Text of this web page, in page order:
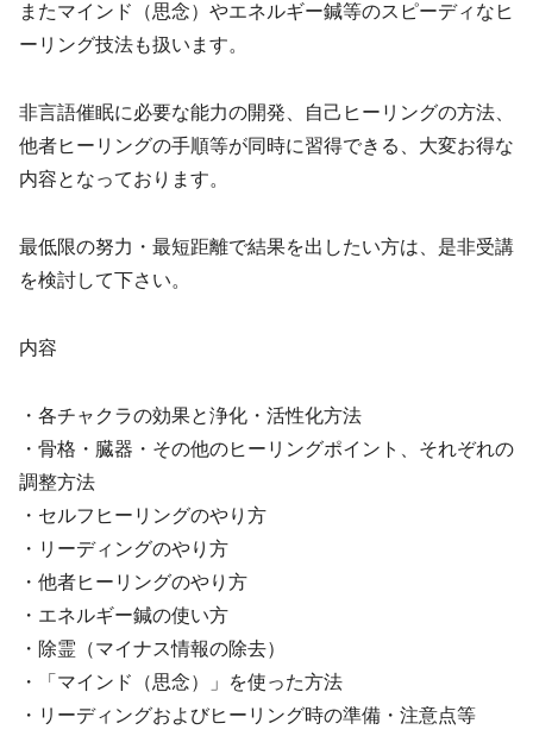
またマインド（思念）やエネルギー鍼等のスピーディなヒ
ーリング技法も扱います。
非言語催眠に必要な能力の開発、自己ヒーリングの方法、
他者ヒーリングの手順等が同時に習得できる、大変お得な
内容となっております。
最低限の努力・最短距離で結果を出したい方は、是非受講
を検討して下さい。
内容
・各チャクラの効果と浄化・活性化方法
・骨格・臓器・その他のヒーリングポイント、それぞれの
調整方法
・セルフヒーリングのやり方
・リーディングのやり方
・他者ヒーリングのやり方
・エネルギー鍼の使い方
・除霊（マイナス情報の除去）
・「マインド（思念）」を使った方法
・リーディングおよびヒーリング時の準備・注意点等